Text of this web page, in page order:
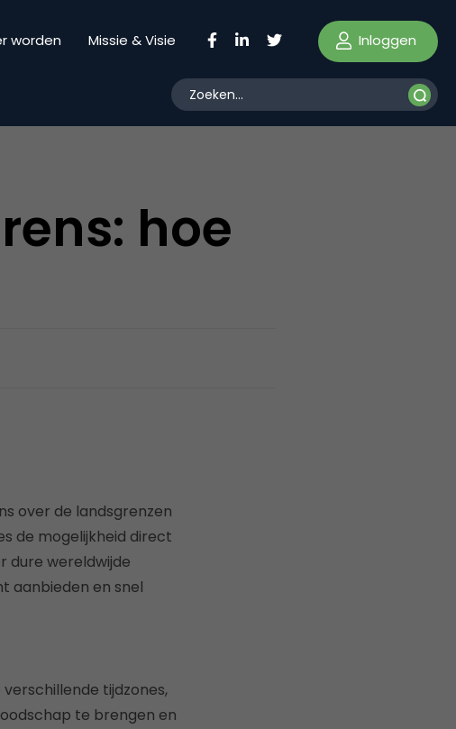
worden Missie & Visie Inloggen
hoe
over de landsgrenzen
de mogelijkheid direct
dure wereldwijde
aanbieden en snel
tijdzones,
te brengen en